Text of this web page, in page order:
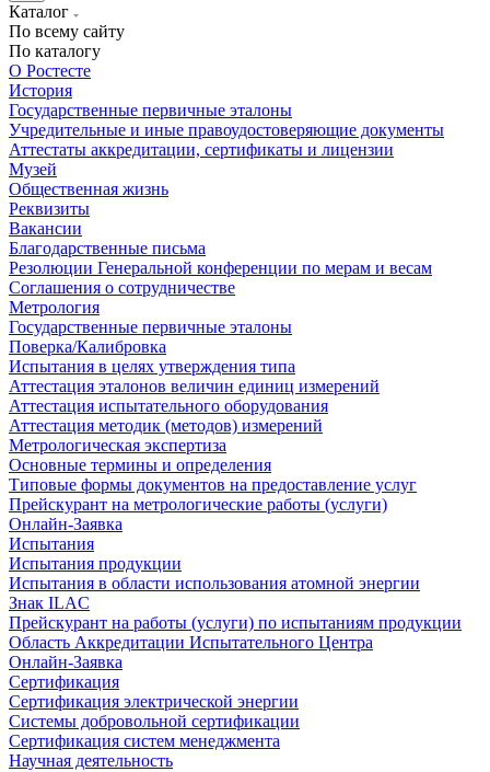
Каталог
По всему сайту
По каталогу
О Ростесте
История
Государственные первичные эталоны
Учредительные и иные правоудостоверяющие документы
Аттестаты аккредитации, сертификаты и лицензии
Музей
Общественная жизнь
Реквизиты
Вакансии
Благодарственные письма
Резолюции Генеральной конференции по мерам и весам
Соглашения о сотрудничестве
Метрология
Государственные первичные эталоны
Поверка/Калибровка
Испытания в целях утверждения типа
Аттестация эталонов величин единиц измерений
Аттестация испытательного оборудования
Аттестация методик (методов) измерений
Метрологическая экспертиза
Основные термины и определения
Типовые формы документов на предоставление услуг
Прейскурант на метрологические работы (услуги)
Онлайн-Заявка
Испытания
Испытания продукции
Испытания в области использования атомной энергии
Знак ILAC
Прейскурант на работы (услуги) по испытаниям продукции
Область Аккредитации Испытательного Центра
Онлайн-Заявка
Сертификация
Сертификация электрической энергии
Системы добровольной сертификации
Сертификация систем менеджмента
Научная деятельность